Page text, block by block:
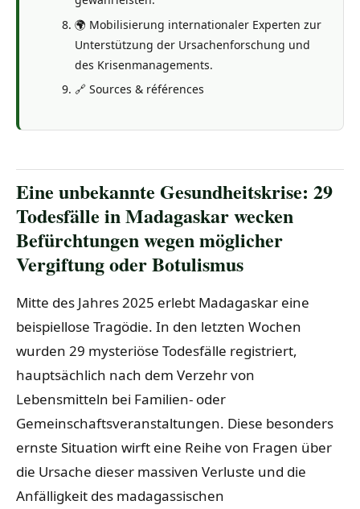
🌍 Mobilisierung internationaler Experten zur
Unterstützung der Ursachenforschung und
des Krisenmanagements.
🔗 Sources & références
Eine unbekannte Gesundheitskrise: 29
Todesfälle in Madagaskar wecken
Befürchtungen wegen möglicher
Vergiftung oder Botulismus
Mitte des Jahres 2025 erlebt Madagaskar eine
beispiellose Tragödie. In den letzten Wochen
wurden 29 mysteriöse Todesfälle registriert,
hauptsächlich nach dem Verzehr von
Lebensmitteln bei Familien- oder
Gemeinschaftsveranstaltungen. Diese besonders
ernste Situation wirft eine Reihe von Fragen über
die Ursache dieser massiven Verluste und die
Anfälligkeit des madagassischen